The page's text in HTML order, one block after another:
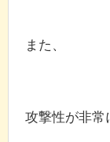
また、
攻撃性が非常